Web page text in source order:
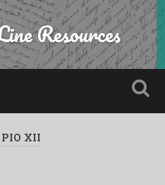
Resources
PIO XII